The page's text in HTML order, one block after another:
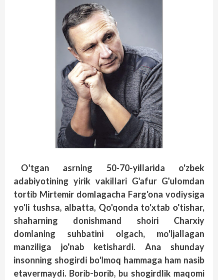
O'tgan asrning 50-70-yillarida o'zbek
adabiyotining yirik vakillari G'afur G'ulomdan
tortib Mirtemir domlagacha Farg'ona vodiysiga
yo'li tushsa, albatta, Qo'qonda to'xtab o'tishar,
shaharning donishmand shoiri Charxiy
domlaning suhbatini olgach, mo'ljallagan
manziliga jo'nab ketishardi. Ana shunday
insonning shogirdi bo'lmoq hammaga ham nasib
etavermaydi. Borib-borib, bu shogirdlik maqomi